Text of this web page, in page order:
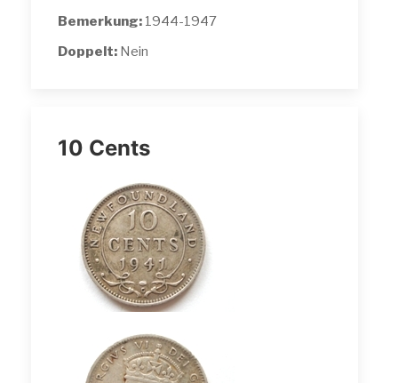
Bemerkung: 1944-1947
Doppelt: Nein
10 Cents